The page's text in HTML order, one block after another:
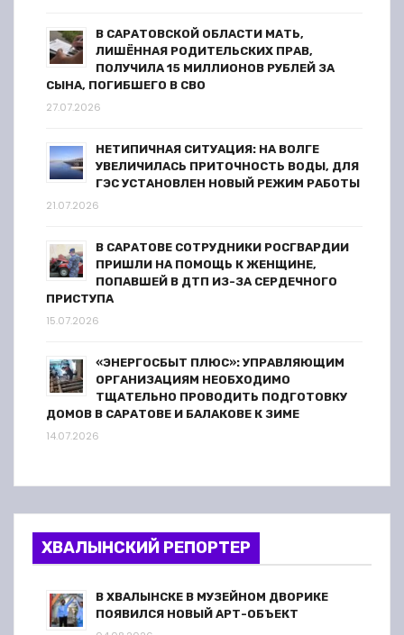
В САРАТОВСКОЙ ОБЛАСТИ МАТЬ,
ЛИШЁННАЯ РОДИТЕЛЬСКИХ ПРАВ,
ПОЛУЧИЛА 15 МИЛЛИОНОВ РУБЛЕЙ ЗА
СЫНА, ПОГИБШЕГО В СВО
27.07.2026
НЕТИПИЧНАЯ СИТУАЦИЯ: НА ВОЛГЕ
УВЕЛИЧИЛАСЬ ПРИТОЧНОСТЬ ВОДЫ, ДЛЯ
ГЭС УСТАНОВЛЕН НОВЫЙ РЕЖИМ РАБОТЫ
21.07.2026
В САРАТОВЕ СОТРУДНИКИ РОСГВАРДИИ
ПРИШЛИ НА ПОМОЩЬ К ЖЕНЩИНЕ,
ПОПАВШЕЙ В ДТП ИЗ-ЗА СЕРДЕЧНОГО
ПРИСТУПА
15.07.2026
«ЭНЕРГОСБЫТ ПЛЮС»: УПРАВЛЯЮЩИМ
ОРГАНИЗАЦИЯМ НЕОБХОДИМО
ТЩАТЕЛЬНО ПРОВОДИТЬ ПОДГОТОВКУ
ДОМОВ В САРАТОВЕ И БАЛАКОВЕ К ЗИМЕ
14.07.2026
ХВАЛЫНСКИЙ РЕПОРТЕР
В ХВАЛЫНСКЕ В МУЗЕЙНОМ ДВОРИКЕ
ПОЯВИЛСЯ НОВЫЙ АРТ-ОБЪЕКТ